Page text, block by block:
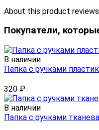
About this product
Покупатели,
В наличии
Папка с ручками
320 ₽
В наличии
Папка с ручками